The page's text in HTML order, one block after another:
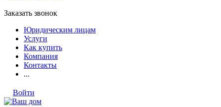
Заказать звонок
Юридическим лицам
Услуги
Как купить
Компания
Контакты
...
Войти